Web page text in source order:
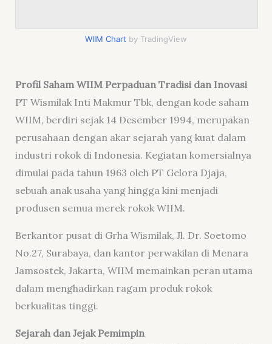
WIIM Chart by TradingView
Profil Saham WIIM Perpaduan Tradisi dan Inovasi
PT Wismilak Inti Makmur Tbk, dengan kode saham
WIIM, berdiri sejak 14 Desember 1994, merupakan
perusahaan dengan akar sejarah yang kuat dalam
industri rokok di Indonesia. Kegiatan komersialnya
dimulai pada tahun 1963 oleh PT Gelora Djaja,
sebuah anak usaha yang hingga kini menjadi
produsen semua merek rokok WIIM.
Berkantor pusat di Grha Wismilak, Jl. Dr. Soetomo
No.27, Surabaya, dan kantor perwakilan di Menara
Jamsostek, Jakarta, WIIM memainkan peran utama
dalam menghadirkan ragam produk rokok
berkualitas tinggi.
Sejarah dan Jejak Pemimpin